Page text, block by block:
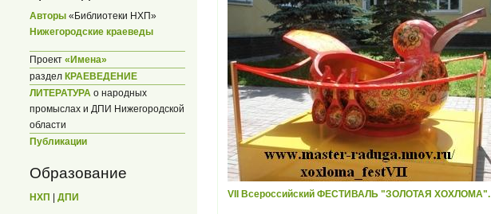
Авторы «Библиотеки НХП»
Нижегородские краеведы
Проект «Имена»
раздел КРАЕВЕДЕНИЕ
ЛИТЕРАТУРА о народных
промыслах и ДПИ Нижегородской
области
Публикации
Образование
НХП | ДПИ VII Всероссийский ФЕСТИВАЛЬ "ЗОЛОТАЯ ХОХЛОМА".